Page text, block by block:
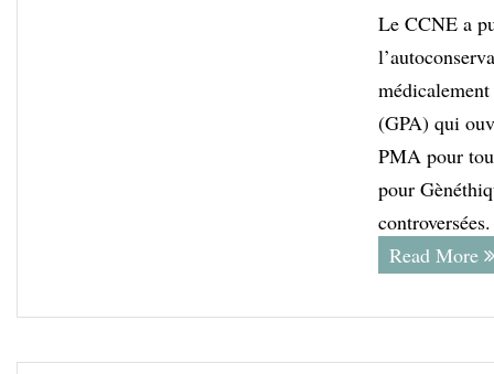
Le CCNE a
(GPA) qui
PMA pour
pour
Read More